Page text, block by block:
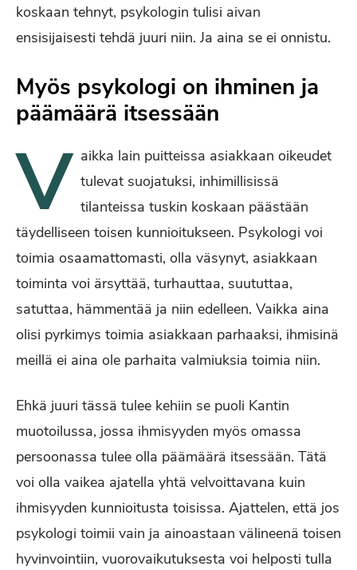
koskaan tehnyt, psykologin tulisi aivan
ensisijaisesti tehdä juuri niin. Ja aina se ei onnistu.
Myös psykologi on ihminen ja
päämäärä itsessään
V aikka lain puitteissa asiakkaan oikeudet
tulevat suojatuksi, inhimillisissä
tilanteissa tuskin koskaan päästään
täydelliseen toisen kunnioitukseen. Psykologi voi
toimia osaamattomasti, olla väsynyt, asiakkaan
toiminta voi ärsyttää, turhauttaa, suututtaa,
satuttaa, hämmentää ja niin edelleen. Vaikka aina
olisi pyrkimys toimia asiakkaan parhaaksi, ihmisinä
meillä ei aina ole parhaita valmiuksia toimia niin.
Ehkä juuri tässä tulee kehiin se puoli Kantin
muotoilussa, jossa ihmisyyden myös omassa
persoonassa tulee olla päämäärä itsessään. Tätä
voi olla vaikea ajatella yhtä velvoittavana kuin
ihmisyyden kunnioitusta toisissa. Ajattelen, että jos
psykologi toimii vain ja ainoastaan välineenä toisen
hyvinvointiin, vuorovaikutuksesta voi helposti tulla